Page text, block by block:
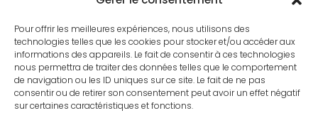
Pour offrir les meilleures expériences, nous utilisons des
technologies telles que les cookies pour stocker et/ou accéder aux
informations des appareils. Le fait de consentir à ces technologies
nous permettra de traiter des données telles que le comportement
de navigation ou les ID uniques sur ce site. Le fait de ne pas
consentir ou de retirer son consentement peut avoir un effet négatif
sur certaines caractéristiques et fonctions.